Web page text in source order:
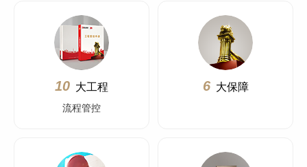
10 大工程
流程管控
6 大保障